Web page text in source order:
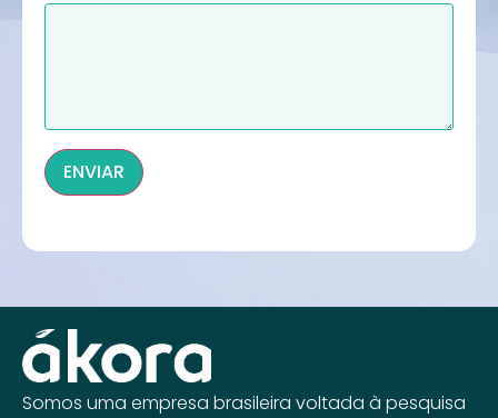
ENVIAR
Somos uma empresa brasileira voltada à pesquisa